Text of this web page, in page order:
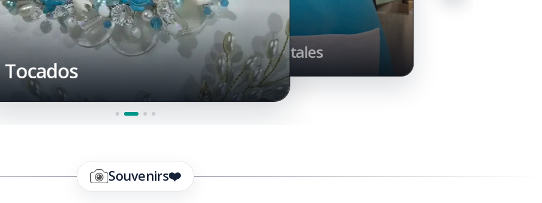
Tocados
Gorros y Delantales
Posaplatos y Servilletas
Shower
Souvenirs❤️